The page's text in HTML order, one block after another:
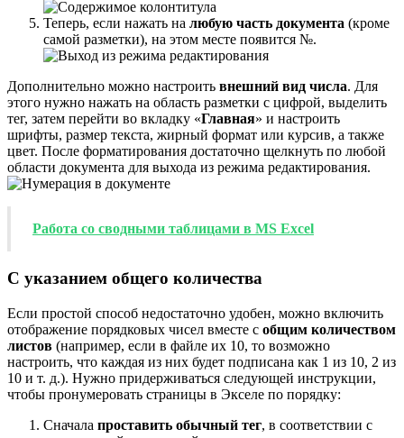
Теперь, если нажать на любую часть документа (кроме
самой разметки), на этом месте появится №.
Дополнительно можно настроить внешний вид числа. Для
этого нужно нажать на область разметки с цифрой, выделить
тег, затем перейти во вкладку «Главная» и настроить
шрифты, размер текста, жирный формат или курсив, а также
цвет. После форматирования достаточно щелкнуть по любой
области документа для выхода из режима редактирования.
Работа со сводными таблицами в MS Excel
С указанием общего количества
Если простой способ недостаточно удобен, можно включить
отображение порядковых чисел вместе с общим количеством
листов (например, если в файле их 10, то возможно
настроить, что каждая из них будет подписана как 1 из 10, 2 из
10 и т. д.). Нужно придерживаться следующей инструкции,
чтобы пронумеровать страницы в Экселе по порядку:
Сначала проставить обычный тег, в соответствии с